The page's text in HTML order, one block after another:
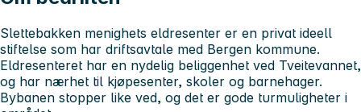
Slettebakken menighets eldresenter er en privat ideell
stiftelse som har driftsavtale med Bergen kommune.
Eldresenteret har en nydelig beliggenhet ved Tveitevannet,
og har nærhet til kjøpesenter, skoler og barnehager.
Bybanen stopper like ved, og det er gode turmuligheter i